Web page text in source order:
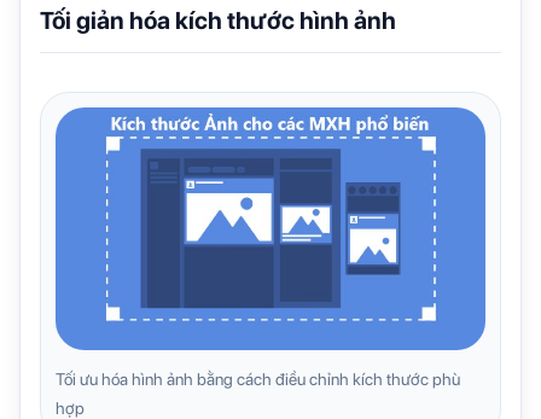
Tối giản hóa kích thước hình ảnh
Tối ưu hóa hình ảnh bằng cách điều chỉnh kích thước phù
hợp